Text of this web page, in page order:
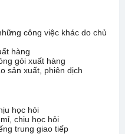
công việc khác do chủ
hàng
gói xuất hàng
sản xuất, phiên dịch
học hỏi
chịu học hỏi
trung giao tiếp